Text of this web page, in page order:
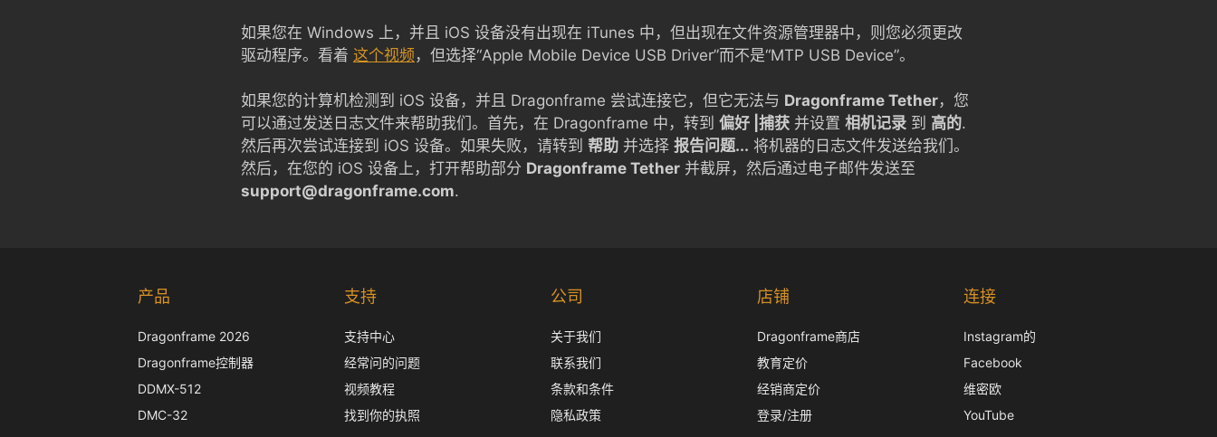
如果您在 Windows 上，并且 iOS 设备没有出现在 iTunes 中，但出现在文件资源管理器中，则您必须更改
驱动程序。看着 这个视频，但选择“Apple Mobile Device USB Driver”而不是“MTP USB Device”。
如果您的计算机检测到 iOS 设备，并且 Dragonframe 尝试连接它，但它无法与 Dragonframe Tether，您
可以通过发送日志文件来帮助我们。首先，在 Dragonframe 中，转到 偏好 |捕获 并设置 相机记录 到 高的.
然后再次尝试连接到 iOS 设备。如果失败，请转到 帮助 并选择 报告问题... 将机器的日志文件发送给我们。
然后，在您的 iOS 设备上，打开帮助部分 Dragonframe Tether 并截屏，然后通过电子邮件发送至
support@dragonframe.com.
产品
Dragonframe 2026
Dragonframe控制器
DDMX-512
DMC-32
支持
支持中心
经常问的问题
视频教程
找到你的执照
公司
关于我们
联系我们
条款和条件
隐私政策
店铺
Dragonframe商店
教育定价
经销商定价
登录/注册
连接
Instagram的
Facebook
维密欧
YouTube
French